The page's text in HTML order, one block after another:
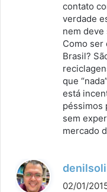
contato
verdade
nem
Como ser
Brasil?
que
está
péssimos
sem
mercado
02/01/